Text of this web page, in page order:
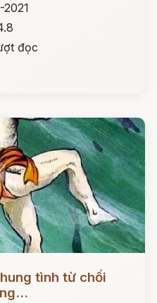
2021
đọc
tình từ chối